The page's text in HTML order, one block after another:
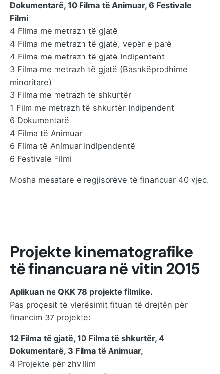
Dokumentarë, 10 Filma të Animuar, 6 Festivale
Filmi
4 Filma me metrazh të gjatë
4 Filma me metrazh të gjatë, vepër e parë
4 Filma me metrazh të gjatë Indipentent
3 Filma me metrazh të gjatë (Bashkëprodhime
minoritare)
3 Filma me metrazh të shkurtër
1 Film me metrazh të shkurtër Indipendent
6 Dokumentarë
4 Filma të Animuar
6 Filma të Animuar Indipendentë
6 Festivale Filmi
Mosha mesatare e regjisorëve të financuar 40 vjec.
Projekte kinematografike
të financuara në vitin 2015
Aplikuan ne QKK 78 projekte filmike.
Pas proçesit të vlerësimit fituan të drejtën për
financim 37 projekte:
12 Filma të gjatë, 10 Filma të shkurtër, 4
Dokumentarë, 3 Filma të Animuar,
4 Projekte për zhvillim